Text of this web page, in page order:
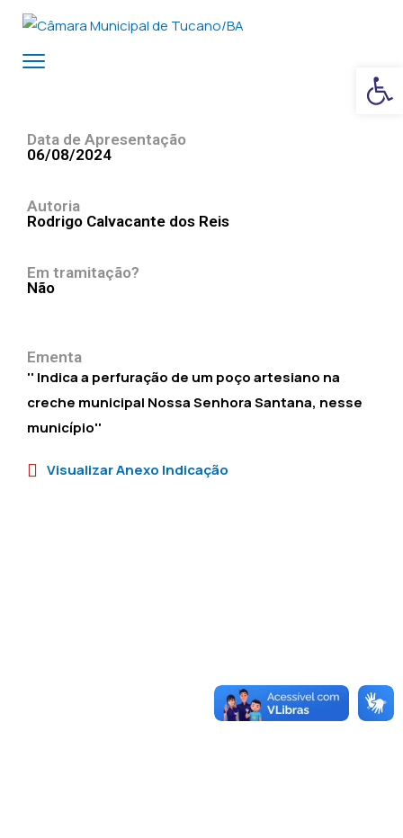
Data de Apresentação
06/08/2024
Autoria
Rodrigo Calvacante dos Reis
Em tramitação?
Não
Ementa
'' Indica a perfuração de um poço artesiano na
creche municipal Nossa Senhora Santana, nesse
município''
Visualizar Anexo Indicação